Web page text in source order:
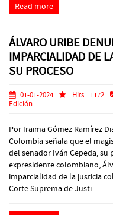
Read more
ÁLVARO URIBE
IMPARCIALIDAD DE
SU PROCESO
01-01-2024 Hits: 1172
Edición
Por Iraima Gómez Ramírez
Colombia señala que el
del senador Iván Cepeda, su
expresidente colombiano,
imparcialidad de la justicia
Corte Suprema de Justi...